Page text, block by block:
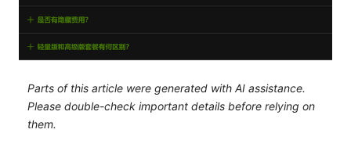
Parts of this article were generated with AI assistance.
Please double-check important details before relying on
them.